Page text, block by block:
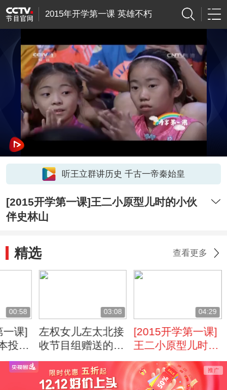
2015年开学第一课 英雄不朽
听王立群讲历史 千古一帝秦始皇
[2015开学第一课]王二小原型儿时的小伙
伴史林山
精选 查看更多
00:58
一课]
投降
03:08
左权女儿左太北接
收节目组赠送的父
亲雕像
04:29
[2015开学第一课]
王二小原型儿时的
小伙伴史林山